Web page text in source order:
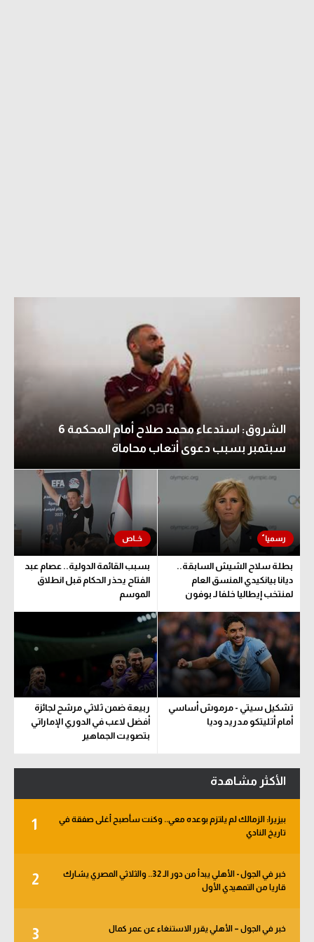
الشروق: استدعاء محمد صلاح أمام المحكمة 6
سبتمبر بسبب دعوى أتعاب محاماة
بطلة سلاح الشيش السابقة..
ديانا بيانكيدي المنسق العام
لمنتخب إيطاليا خلفا لـ بوفون
بسبب القائمة الدولية.. عصام عبد
الفتاح يحذر الحكام قبل انطلاق
الموسم
تشكيل سيتي - مرموش أساسي
أمام أتليتكو مدريد وديا
ربيعة ضمن ثلاثي مرشح لجائزة
أفضل لاعب في الدوري الإماراتي
بتصويت الجماهير
الأكثر مشاهدة
1
بيزيرا: الزمالك لم يلتزم بوعده معي.. وكنت سأصبح أغلى صفقة في
تاريخ النادي
2
خبر في الجول - الأهلي يبدأ من دور الـ 32.. والثلاثي المصري يشارك
قاريا من التمهيدي الأول
3 خبر في الجول – الأهلي يقرر الاستنغاء عن عمر كمال